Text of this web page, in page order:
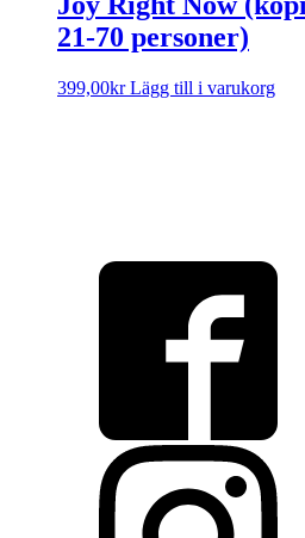
21-70 personer)
399,00kr Lägg till i varukorg